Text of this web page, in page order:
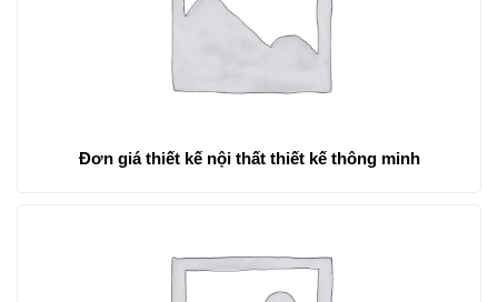
Đơn giá thiết kế nội thất thiết kế thông minh